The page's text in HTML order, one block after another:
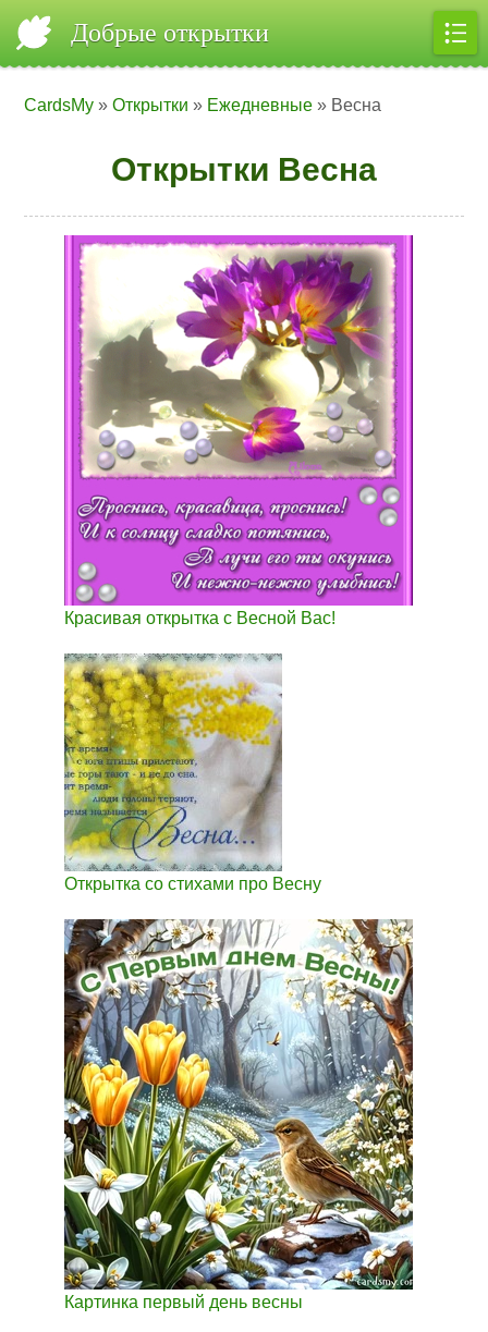
Добрые открытки
CardsMy »Открытки » Ежедневные » Весна
Открытки Весна
Красивая открытка с Весной Вас!
Открытка со стихами про Весну
Картинка первый день весны